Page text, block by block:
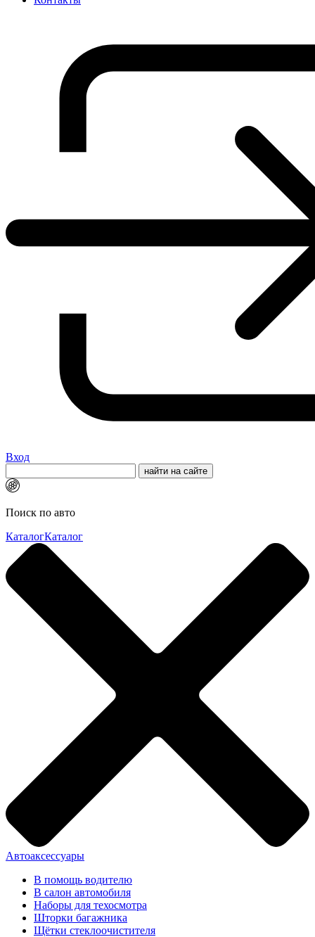
Вход
Поиск по авто
КаталогКаталог
Автоаксессуары
В помощь водителю
В салон автомобиля
Наборы для техосмотра
Шторки багажника
Щётки стеклоочистителя